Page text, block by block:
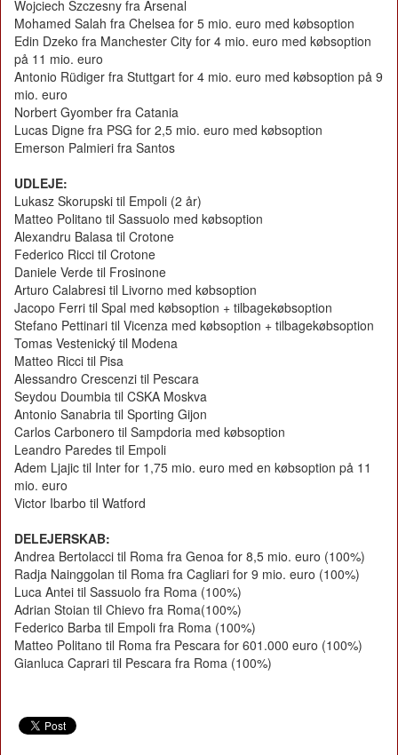
Wojciech Szczesny fra Arsenal
Mohamed Salah fra Chelsea for 5 mio. euro med købsoption
Edin Dzeko fra Manchester City for 4 mio. euro med købsoption
på 11 mio. euro
Antonio Rüdiger fra Stuttgart for 4 mio. euro med købsoption på 9
mio. euro
Norbert Gyomber fra Catania
Lucas Digne fra PSG for 2,5 mio. euro med købsoption
Emerson Palmieri fra Santos
UDLEJE:
Lukasz Skorupski til Empoli (2 år)
Matteo Politano til Sassuolo med købsoption
Alexandru Balasa til Crotone
Federico Ricci til Crotone
Daniele Verde til Frosinone
Arturo Calabresi til Livorno med købsoption
Jacopo Ferri til Spal med købsoption + tilbagekøbsoption
Stefano Pettinari til Vicenza med købsoption + tilbagekøbsoption
Tomas Vestenický til Modena
Matteo Ricci til Pisa
Alessandro Crescenzi til Pescara
Seydou Doumbia til CSKA Moskva
Antonio Sanabria til Sporting Gijon
Carlos Carbonero til Sampdoria med købsoption
Leandro Paredes til Empoli
Adem Ljajic til Inter for 1,75 mio. euro med en købsoption på 11
mio. euro
Victor Ibarbo til Watford
DELEJERSKAB:
Andrea Bertolacci til Roma fra Genoa for 8,5 mio. euro (100%)
Radja Nainggolan til Roma fra Cagliari for 9 mio. euro (100%)
Luca Antei til Sassuolo fra Roma (100%)
Adrian Stoian til Chievo fra Roma(100%)
Federico Barba til Empoli fra Roma (100%)
Matteo Politano til Roma fra Pescara for 601.000 euro (100%)
Gianluca Caprari til Pescara fra Roma (100%)